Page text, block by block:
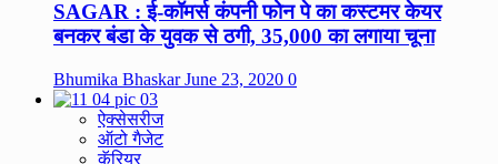
SAGAR : ई-कॉमर्स कंपनी फोन पे का कस्टमर केयर
बनकर बंडा के युवक से ठगी, 35,000 का लगाया चूना
Bhumika BhaskarJune 23, 2020 0
ऐक्सेसरीज
ऑटो गैजेट
कॅरियर